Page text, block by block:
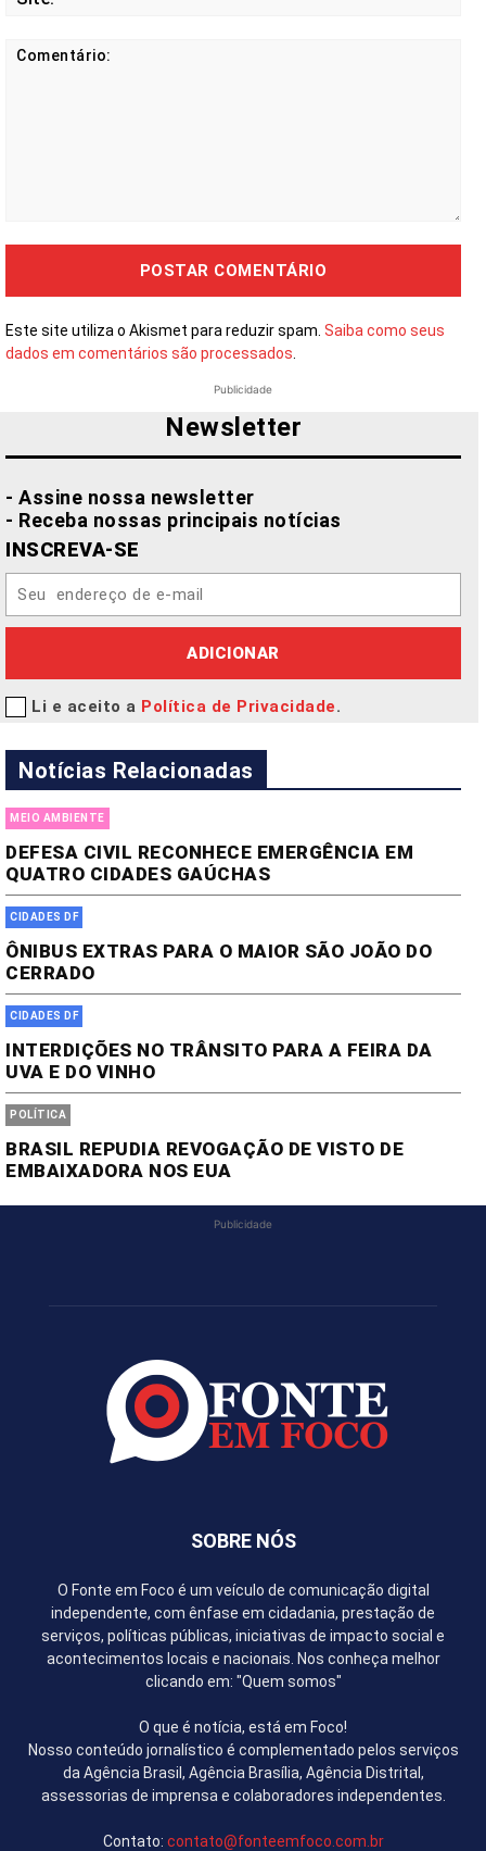
Este site utiliza o Akismet para reduzir spam. Saiba como seus
dados em comentários são processados.
Publicidade
Newsletter
- Assine nossa newsletter
- Receba nossas principais notícias
INSCREVA-SE
ADICIONAR
Li e aceito a Política de Privacidade.
Notícias Relacionadas
MEIO AMBIENTE
DEFESA CIVIL RECONHECE EMERGÊNCIA EM
QUATRO CIDADES GAÚCHAS
CIDADES DF
ÔNIBUS EXTRAS PARA O MAIOR SÃO JOÃO DO
CERRADO
CIDADES DF
INTERDIÇÕES NO TRÂNSITO PARA A FEIRA DA
UVA E DO VINHO
POLÍTICA
BRASIL REPUDIA REVOGAÇÃO DE VISTO DE
EMBAIXADORA NOS EUA
Publicidade
SOBRE NÓS
O Fonte em Foco é um veículo de comunicação digital
independente, com ênfase em cidadania, prestação de
serviços, políticas públicas, iniciativas de impacto social e
acontecimentos locais e nacionais. Nos conheça melhor
clicando em: "Quem somos"
O que é notícia, está em Foco!
Nosso conteúdo jornalístico é complementado pelos serviços
da Agência Brasil, Agência Brasília, Agência Distrital,
assessorias de imprensa e colaboradores independentes.
Contato: contato@fonteemfoco.com.br